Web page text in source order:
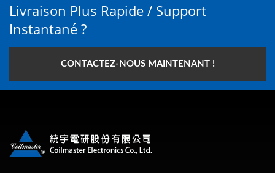
Livraison Plus Rapide / Support
Instantané ?
CONTACTEZ-NOUS MAINTENANT !